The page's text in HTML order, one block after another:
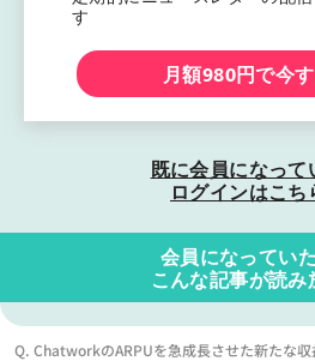
す
月額980円で今
既に会員になって
ログインはこち
会員になってい
こんな記事が読み
Q. ChatworkのARPUを急成長させた新たな収